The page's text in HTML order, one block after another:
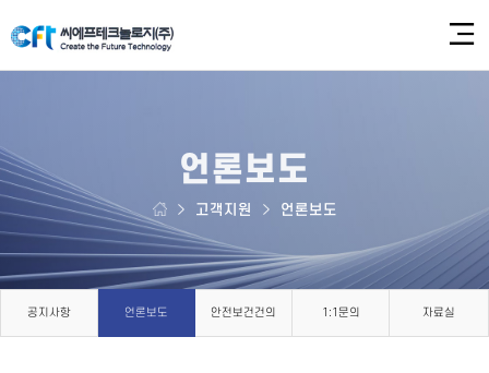
언론보도
고객지원 언론보도
공지사항 언론보도 안전보건건의 1:1문의 자료실